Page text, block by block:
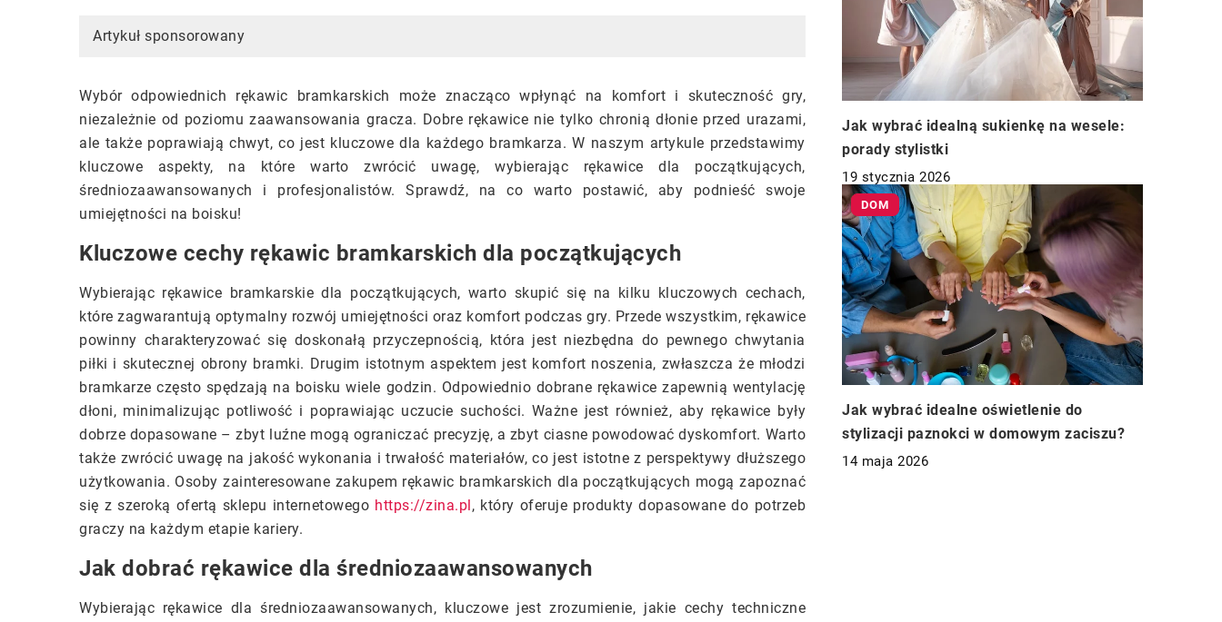
Artykuł sponsorowany
Wybór odpowiednich rękawic bramkarskich może znacząco wpłynąć na komfort i skuteczność gry,
niezależnie od poziomu zaawansowania gracza. Dobre rękawice nie tylko chronią dłonie przed urazami,
ale także poprawiają chwyt, co jest kluczowe dla każdego bramkarza. W naszym artykule przedstawimy
kluczowe aspekty, na które warto zwrócić uwagę, wybierając rękawice dla początkujących,
średniozaawansowanych i profesjonalistów. Sprawdź, na co warto postawić, aby podnieść swoje
umiejętności na boisku!
Kluczowe cechy rękawic bramkarskich dla początkujących
Wybierając rękawice bramkarskie dla początkujących, warto skupić się na kilku kluczowych cechach,
które zagwarantują optymalny rozwój umiejętności oraz komfort podczas gry. Przede wszystkim, rękawice
powinny charakteryzować się doskonałą przyczepnością, która jest niezbędna do pewnego chwytania
piłki i skutecznej obrony bramki. Drugim istotnym aspektem jest komfort noszenia, zwłaszcza że młodzi
bramkarze często spędzają na boisku wiele godzin. Odpowiednio dobrane rękawice zapewnią wentylację
dłoni, minimalizując potliwość i poprawiając uczucie suchości. Ważne jest również, aby rękawice były
dobrze dopasowane – zbyt luźne mogą ograniczać precyzję, a zbyt ciasne powodować dyskomfort. Warto
także zwrócić uwagę na jakość wykonania i trwałość materiałów, co jest istotne z perspektywy dłuższego
użytkowania. Osoby zainteresowane zakupem rękawic bramkarskich dla początkujących mogą zapoznać
się z szeroką ofertą sklepu internetowego https://zina.pl , który oferuje produkty dopasowane do potrzeb
graczy na każdym etapie kariery.
Jak dobrać rękawice dla średniozaawansowanych
Wybierając rękawice dla średniozaawansowanych, kluczowe jest zrozumienie, jakie cechy techniczne
Jak wybrać idealną sukienkę na wesele:
porady stylistki
19 stycznia 2026
DOM
Jak wybrać idealne oświetlenie do
stylizacji paznokci w domowym zaciszu?
14 maja 2026